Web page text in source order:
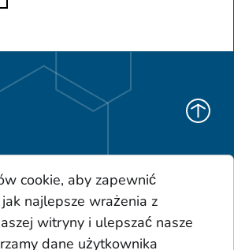
cookie, aby zapewnić
najlepsze wrażenia z
witryny i ulepszać nasze
dane użytkownika